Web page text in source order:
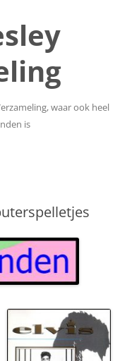
waar ook heel
is